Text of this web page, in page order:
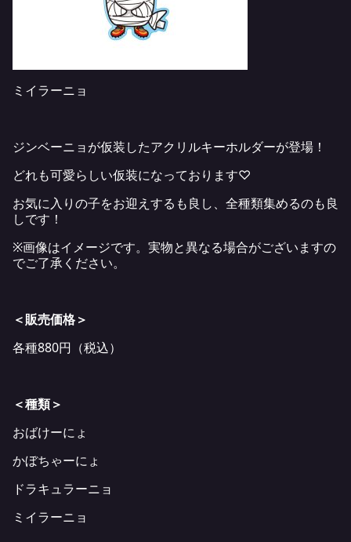
ミイラーニョ
ジンベーニョが仮装したアクリルキーホルダーが登場！
どれも可愛らしい仮装になっております♡
お気に入りの子をお迎えするも良し、全種類集めるのも良
しです！
※画像はイメージです。実物と異なる場合がございますの
でご了承ください。
＜販売価格＞
各種880円（税込）
＜種類＞
おばけーにょ
かぼちゃーにょ
ドラキュラーニョ
ミイラーニョ